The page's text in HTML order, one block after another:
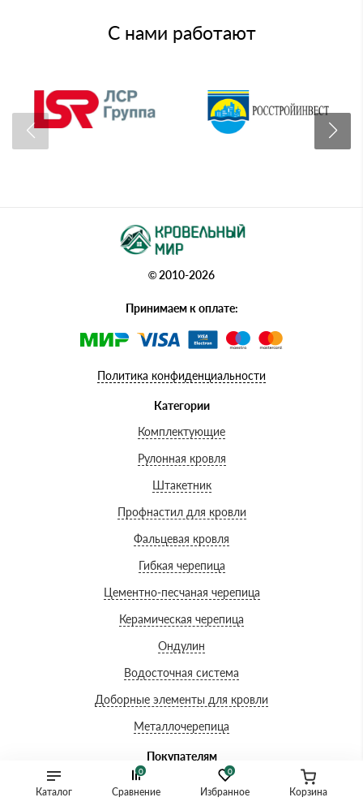
Каталог
0
Избранное
0
Сравнение Корзина
С нами работают
© 2010-2026
Принимаем к оплате:
Политика конфиденциальности
Категории
Комплектующие
Рулонная кровля
Штакетник
Профнастил для кровли
Фальцевая кровля
Гибкая черепица
Цементно-песчаная черепица
Керамическая черепица
Ондулин
Водосточная система
Доборные элементы для кровли
Металлочерепица
Покупателям